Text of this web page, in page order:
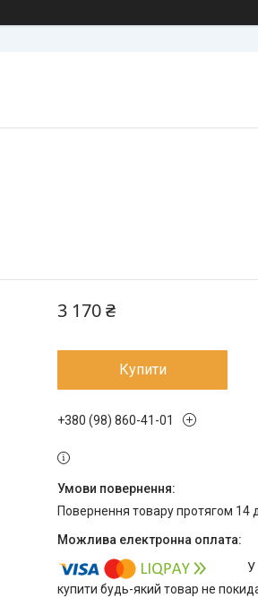
3 170 ₴
Купити
+380 (98) 860-41-01
повернення товару протягом 14
У
купити будь-який товар не